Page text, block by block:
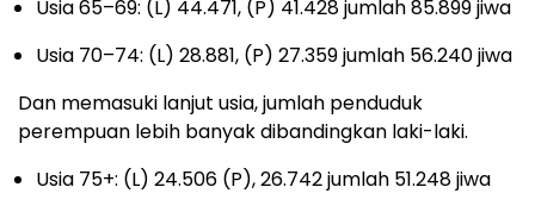
Usia 65–69: (L) 44.471, (P) 41.428 jumlah 85.899 jiwa
Usia 70–74: (L) 28.881, (P) 27.359 jumlah 56.240 jiwa
Dan memasuki lanjut usia, jumlah penduduk
perempuan lebih banyak dibandingkan laki-laki.
Usia 75+: (L) 24.506 (P), 26.742 jumlah 51.248 jiwa